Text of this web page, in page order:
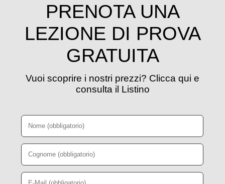
PRENOTA UNA
LEZIONE DI PROVA
GRATUITA
Vuoi scoprire i nostri prezzi? Clicca qui e
consulta il Listino